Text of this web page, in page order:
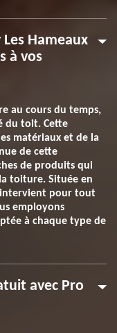
Hameaux
à vos
au cours du temps,
du toit. Cette
matériaux et de la
de cette
de produits qui
toiture. Située en
intervient pour tout
employons
à chaque type de
avec Pro